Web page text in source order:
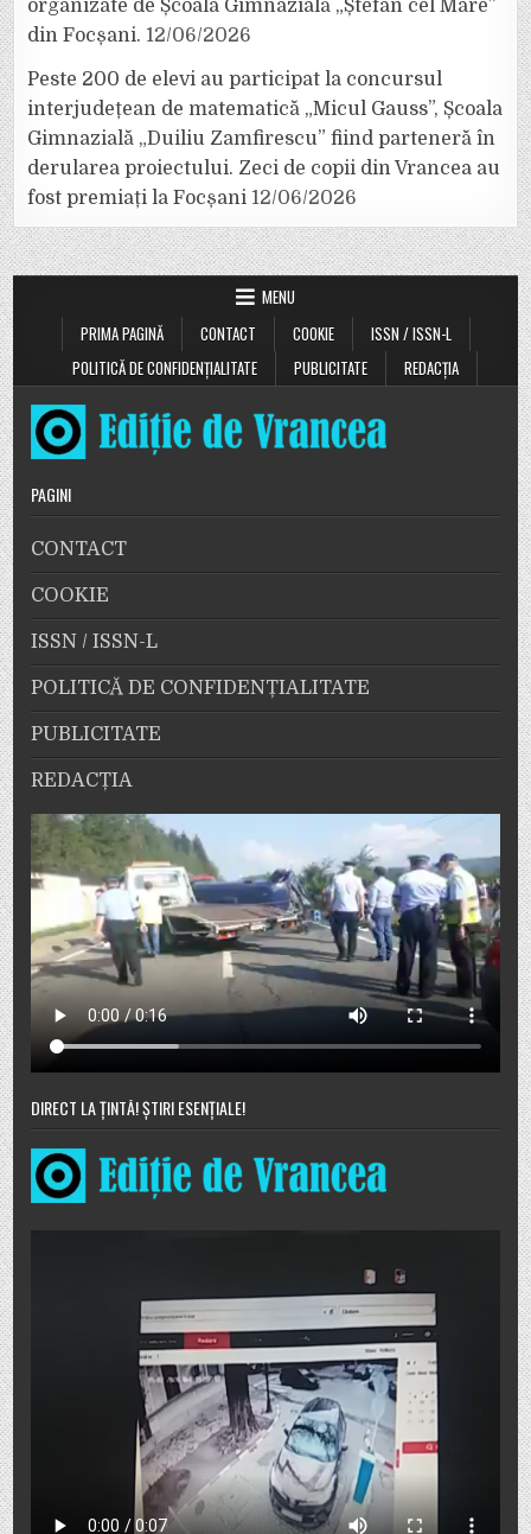
organizate de Școala Gimnazială „Ștefan cel Mare”
din Focșani. 12/06/2026
Peste 200 de elevi au participat la concursul
interjudețean de matematică „Micul Gauss”, Școala
Gimnazială „Duiliu Zamfirescu” fiind parteneră în
derularea proiectului. Zeci de copii din Vrancea au
fost premiați la Focșani 12/06/2026
MENU
PRIMA PAGINĂ
CONTACT COOKIE
ISSN / ISSN-L
POLITICĂ DE CONFIDENȚIALITATE
PUBLICITATE REDACȚIA
PAGINI
CONTACT
COOKIE
ISSN / ISSN-L
POLITICĂ DE CONFIDENȚIALITATE
PUBLICITATE
REDACȚIA
DIRECT LA ȚINTĂ! ȘTIRI ESENȚIALE!